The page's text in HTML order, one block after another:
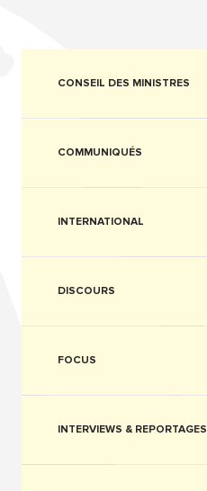
CONSEIL DES MINISTRES
COMMUNIQUÉS
INTERNATIONAL
DISCOURS
FOCUS
INTERVIEWS & REPORTAGES